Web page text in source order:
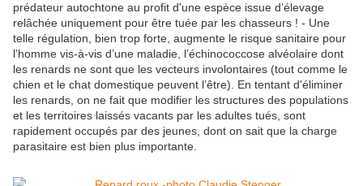
prédateur autochtone au profit d'une espèce issue d’élevage
relâchée uniquement pour être tuée par les chasseurs ! - Une
telle régulation, bien trop forte, augmente le risque sanitaire pour
l’homme vis-à-vis d’une maladie, l’échinococcose alvéolaire dont
les renards ne sont que les vecteurs involontaires (tout comme le
chien et le chat domestique peuvent l’être). En tentant d'éliminer
les renards, on ne fait que modifier les structures des populations
et les territoires laissés vacants par les adultes tués, sont
rapidement occupés par des jeunes, dont on sait que la charge
parasitaire est bien plus importante.